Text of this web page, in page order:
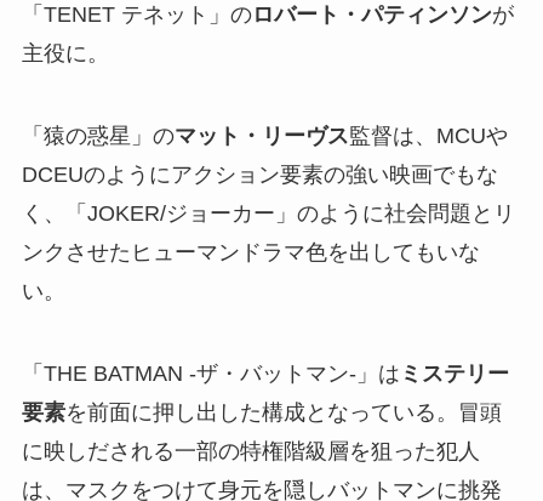
「TENET テネット」のロバート・パティンソンが
主役に。
「猿の惑星」のマット・リーヴス監督は、MCUや
DCEUのようにアクション要素の強い映画でもな
く、「JOKER/ジョーカー」のように社会問題とリ
ンクさせたヒューマンドラマ色を出してもいな
い。
「THE BATMAN -ザ・バットマン-」は ミステリー
要素を前面に押し出した構成となっている。冒頭
に映しだされる一部の特権階級層を狙った犯人
は、マスクをつけて身元を隠しバットマンに挑発